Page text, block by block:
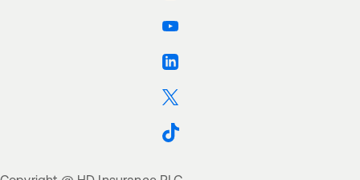
Βρείτε μας στο Youtube
Βρείτε μας στο Linkedin
Βρείτε μας στο Twitter
Βρείτε μας στο TikTok